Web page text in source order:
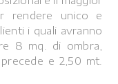
rendere unico e
i quali avranno
8 mq. di ombra,
e 2,50 mt.